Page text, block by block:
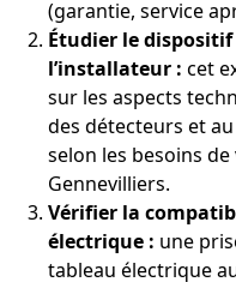
(garantie, service
Étudier le
l’installateur : cet
sur les aspects
des détecteurs et
selon les besoins
Gennevilliers.
Vérifier la
électrique : une
tableau électrique